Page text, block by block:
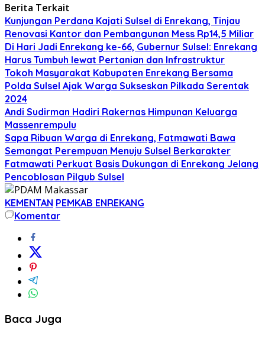
Berita Terkait
Kunjungan Perdana Kajati Sulsel di Enrekang, Tinjau
Renovasi Kantor dan Pembangunan Mess Rp14,5 Miliar
Di Hari Jadi Enrekang ke-66, Gubernur Sulsel: Enrekang
Harus Tumbuh lewat Pertanian dan Infrastruktur
Tokoh Masyarakat Kabupaten Enrekang Bersama
Polda Sulsel Ajak Warga Sukseskan Pilkada Serentak
2024
Andi Sudirman Hadiri Rakernas Himpunan Keluarga
Massenrempulu
Sapa Ribuan Warga di Enrekang, Fatmawati Bawa
Semangat Perempuan Menuju Sulsel Berkarakter
Fatmawati Perkuat Basis Dukungan di Enrekang Jelang
Pencoblosan Pilgub Sulsel
KEMENTAN PEMKAB ENREKANG
Komentar
Baca Juga